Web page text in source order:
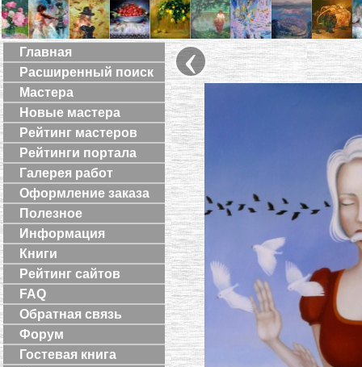
Главная
Расширенный поиск
Мастера
Новые мастера
Рейтинг мастеров
Рейтинги портала
Галерея работ
Оформление заказа
Полезное
Информация
Книги
Рейтинг сайтов
FAQ
Обратная связь
Форум
Гостевая книга
‹